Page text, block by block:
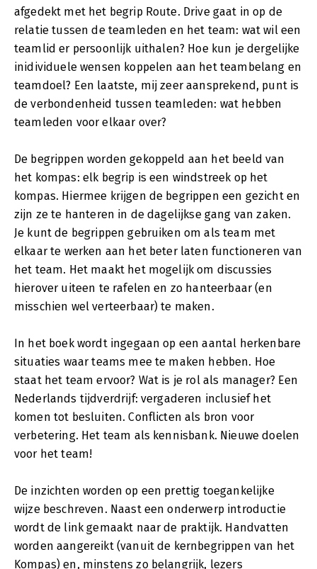
afgedekt met het begrip Route. Drive gaat in op de
relatie tussen de teamleden en het team: wat wil een
teamlid er persoonlijk uithalen? Hoe kun je dergelijke
inidividuele wensen koppelen aan het teambelang en
teamdoel? Een laatste, mij zeer aansprekend, punt is
de verbondenheid tussen teamleden: wat hebben
teamleden voor elkaar over?
De begrippen worden gekoppeld aan het beeld van
het kompas: elk begrip is een windstreek op het
kompas. Hiermee krijgen de begrippen een gezicht en
zijn ze te hanteren in de dagelijkse gang van zaken.
Je kunt de begrippen gebruiken om als team met
elkaar te werken aan het beter laten functioneren van
het team. Het maakt het mogelijk om discussies
hierover uiteen te rafelen en zo hanteerbaar (en
misschien wel verteerbaar) te maken.
In het boek wordt ingegaan op een aantal herkenbare
situaties waar teams mee te maken hebben. Hoe
staat het team ervoor? Wat is je rol als manager? Een
Nederlands tijdverdrijf: vergaderen inclusief het
komen tot besluiten. Conflicten als bron voor
verbetering. Het team als kennisbank. Nieuwe doelen
voor het team!
De inzichten worden op een prettig toegankelijke
wijze beschreven. Naast een onderwerp introductie
wordt de link gemaakt naar de praktijk. Handvatten
worden aangereikt (vanuit de kernbegrippen van het
Kompas) en, minstens zo belangrijk, lezers